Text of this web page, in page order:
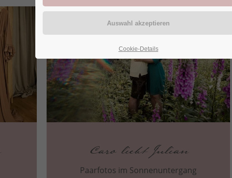
Caro liebt Julian
Paarfotos im Sonnenuntergang
Cookie-Details